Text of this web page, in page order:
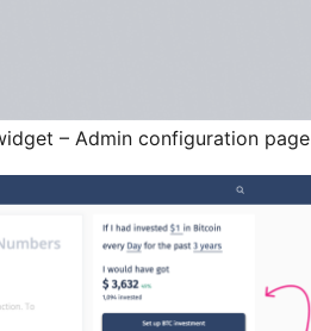
– Admin configuration page